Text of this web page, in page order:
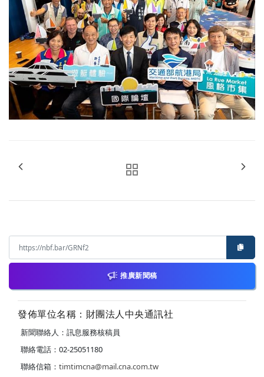
推廣新聞稿
發佈單位名稱：財團法人中央通訊社
新聞聯絡人：訊息服務核稿員
聯絡電話：02-25051180
聯絡信箱： timtimcna@mail.cna.com.tw